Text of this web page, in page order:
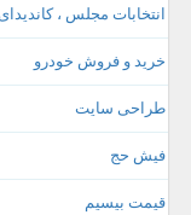
انتخابات مجلس ،
خرید و فروش خودرو
طراحی سایت
فیش حج
قیمت بیسیم